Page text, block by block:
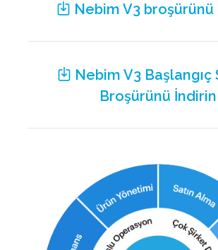
Nebim V3
Nebim V3 Başlangıç
Broşürünü İndirin